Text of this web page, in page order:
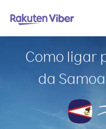
Como ligar
da